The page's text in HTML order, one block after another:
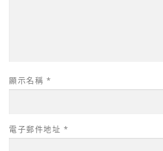
顯示名稱 *
電子郵件地址 *